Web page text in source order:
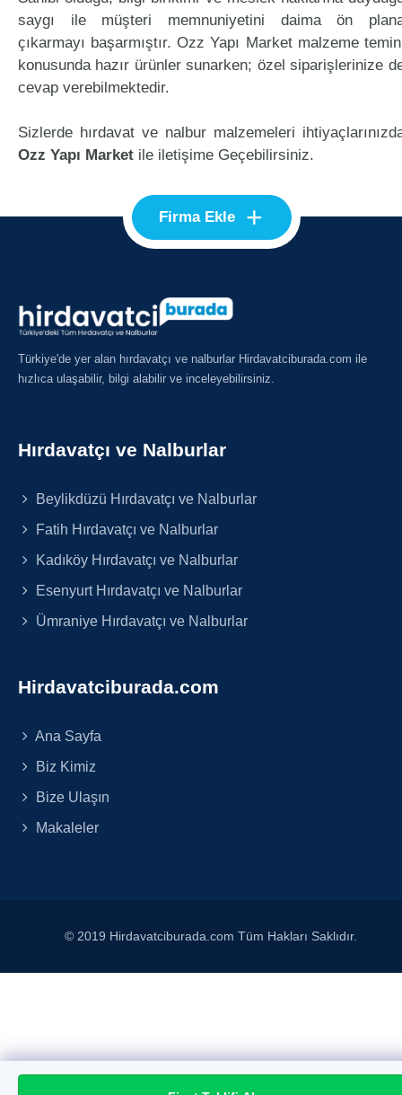
saygı ile müşteri memnuniyetini daima ön
çıkarmayı başarmıştır. Ozz Yapı Market malzeme
konusunda hazır ürünler sunarken; özel siparişlerinize
cevap verebilmektedir.
Sizlerde hırdavat ve nalbur malzemeleri
Ozz Yapı Market ile iletişime Geçebilirsiniz.
Firma Ekle +
Türkiye'de yer alan hırdavatçı ve nalburlar Hirdavatciburada.com ile
hızlıca ulaşabilir, bilgi alabilir ve inceleyebilirsiniz.
Hırdavatçı ve Nalburlar
Beylikdüzü Hırdavatçı ve Nalburlar
Fatih Hırdavatçı ve Nalburlar
Kadıköy Hırdavatçı ve Nalburlar
Esenyurt Hırdavatçı ve Nalburlar
Ümraniye Hırdavatçı ve Nalburlar
Hirdavatciburada.com
Ana Sayfa
Biz Kimiz
Bize Ulaşın
Makaleler
© 2019 Hirdavatciburada.com Tüm Hakları Saklıdır.